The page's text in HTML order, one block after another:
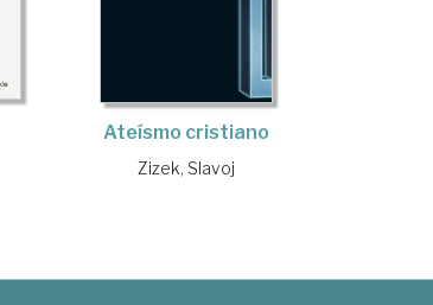
Ateísmo cristiano
Zizek, Slavoj